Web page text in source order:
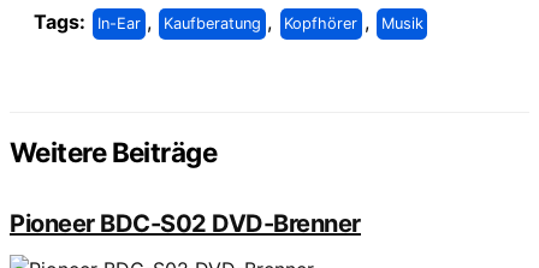
Tags: In-Ear , Kaufberatung , Kopfhörer , Musik
Weitere Beiträge
Pioneer BDC-S02 DVD-Brenner